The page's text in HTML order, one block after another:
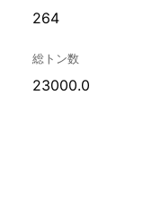
264
総トン数
23000.0